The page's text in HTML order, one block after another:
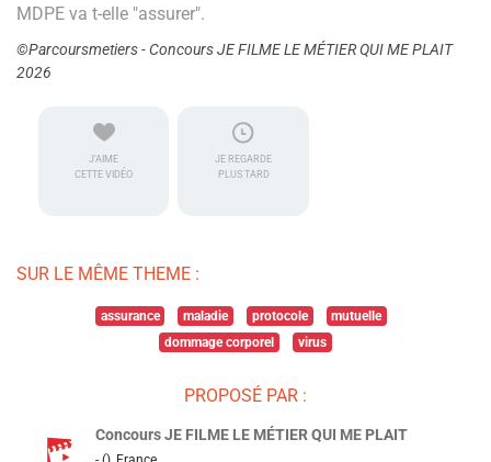
MDPE va t-elle "assurer".
©Parcoursmetiers - Concours JE FILME LE MÉTIER QUI ME PLAIT
2026
J'AIME
CETTE VIDÉO
JE REGARDE
PLUS TARD
SUR LE MÊME THEME :
assurance maladie protocole
mutuelle
dommage corporel
virus
PROPOSÉ PAR :
Concours JE FILME LE MÉTIER QUI ME PLAIT